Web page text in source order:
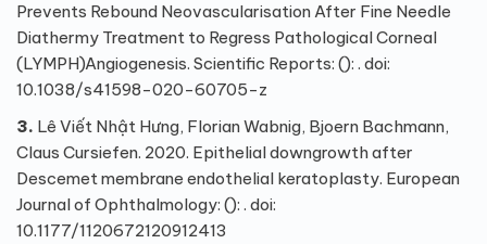
Prevents Rebound Neovascularisation After Fine Needle
Diathermy Treatment to Regress Pathological Corneal
(LYMPH)Angiogenesis. Scientific Reports: (): . doi:
10.1038/s41598-020-60705-z
3. Lê Viết Nhật Hưng, Florian Wabnig, Bjoern Bachmann,
Claus Cursiefen. 2020. Epithelial downgrowth after
Descemet membrane endothelial keratoplasty. European
Journal of Ophthalmology: (): . doi:
10.1177/1120672120912413